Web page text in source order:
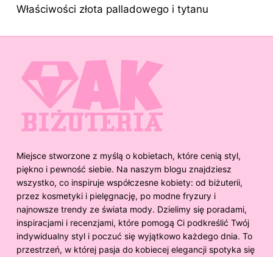
Właściwości złota palladowego i tytanu
Miejsce stworzone z myślą o kobietach, które cenią styl,
piękno i pewność siebie. Na naszym blogu znajdziesz
wszystko, co inspiruje współczesne kobiety: od biżuterii,
przez kosmetyki i pielęgnację, po modne fryzury i
najnowsze trendy ze świata mody. Dzielimy się poradami,
inspiracjami i recenzjami, które pomogą Ci podkreślić Twój
indywidualny styl i poczuć się wyjątkowo każdego dnia. To
przestrzeń, w której pasja do kobiecej elegancji spotyka się